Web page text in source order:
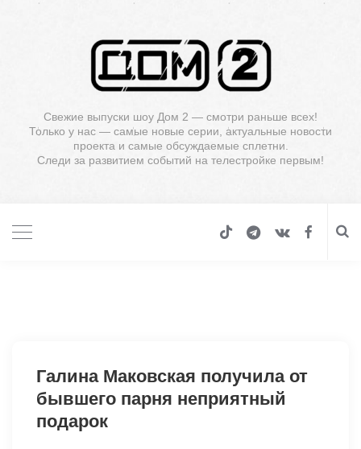
Свежие выпуски шоу Дом 2 — смотри раньше всех!
Только у нас — самые новые серии, актуальные новости
проекта и самые обсуждаемые сплетни.
Следи за развитием событий на телестройке первым!
Галина Маковская получила от
бывшего парня неприятный
подарок